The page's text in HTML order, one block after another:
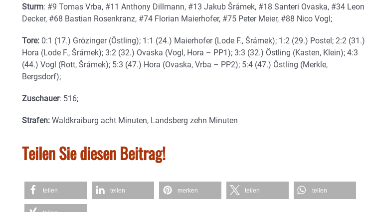
Sturm: #9 Tomas Vrba, #11 Anthony Dillmann, #13 Jakub Šrámek, #18 Santeri Ovaska, #34 Leon
Decker, #68 Bastian Rosenkranz, #74 Florian Maierhofer, #75 Peter Meier, #88 Nico Vogl;
Tore: 0:1 (17.) Grözinger (Östling); 1:1 (24.) Maierhofer (Lode F., Šrámek); 1:2 (29.) Postel; 2:2 (31.)
Hora (Lode F., Šrámek); 3:2 (32.) Ovaska (Vogl, Hora – PP1); 3:3 (32.) Östling (Kasten, Klein); 4:3
(44.) Vogl (Rott, Šrámek); 5:3 (47.) Hora (Ovaska, Vrba – PP2); 5:4 (47.) Östling (Merkle,
Bergsdorf);
Zuschauer: 516;
Strafen: Waldkraiburg acht Minuten, Landsberg zehn Minuten
Teilen Sie diesen Beitrag!
teilen teilen merken teilen teilen